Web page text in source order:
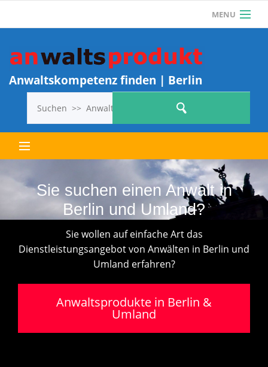
MENU
Anwalt? Jetzt KOSTENLOS REGISTRIEREN und 1
ANWALTSPRODUKT KOSTENLOS
VERÖFFENTLICHEN!
Anwaltskompetenz finden | Berlin
Letzte Anwaltsprodukte
Alle Anwaltsprodukte
So geht’s
FAQ
Als Anwalt registrieren
Sie suchen einen Anwalt in
Berlin und Umland?
Sie wollen auf einfache Art das
Dienstleistungsangebot von Anwälten in Berlin und
Umland erfahren?
Anwaltsprodukte in Berlin &
Umland